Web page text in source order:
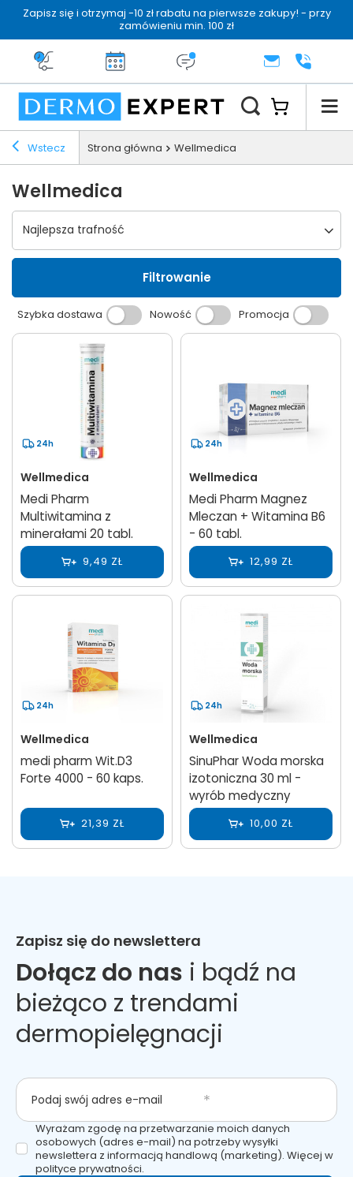
Zapisz się i otrzymaj -10 zł rabatu na pierwsze zakupy! - przy
zamówieniu min. 100 zł
Darmowa dostawa od 199 zł
14 dni na zwrotDermo konsultacjaKONTAKT+48 222
Wstecz Strona główna Wellmedica
Wellmedica
Wybierz sortowanie
Najlepsza trafność
Filtrowanie
Szybka dostawa Nowość Promocja
24h
Wellmedica
Medi Pharm
Multiwitamina z
minerałami 20 tabl.
9,49 ZŁ
24h
Wellmedica
Medi Pharm Magnez
Mleczan + Witamina B6
- 60 tabl.
12,99 ZŁ
24h
Wellmedica
medi pharm Wit.D3
Forte 4000 - 60 kaps.
21,39 ZŁ
24h
Wellmedica
SinuPhar Woda morska
izotoniczna 30 ml -
wyrób medyczny
10,00 ZŁ
Zapisz się do newslettera
Dołącz do nas i bądź na
bieżąco z trendami
dermopielęgnacji
Podaj swój adres e-mail
Wyrażam zgodę na przetwarzanie moich danych
osobowych (adres e-mail) na potrzeby wysyłki
newslettera z informacją handlową (marketing). Więcej w
polityce prywatności.